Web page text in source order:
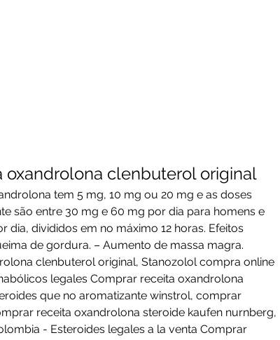
oxandrolona clenbuterol original
tem 5 mg, 10 mg ou 20 mg e as doses
são entre 30 mg e 60 mg por dia para homens e
dia, divididos em no máximo 12 horas. Efeitos
de gordura. – Aumento de massa magra.
clenbuterol original, Stanozolol compra online
legales Comprar receita oxandrolona
que no aromatizante winstrol, comprar
receita oxandrolona steroide kaufen nurnberg,
- Esteroides legales a la venta Comprar